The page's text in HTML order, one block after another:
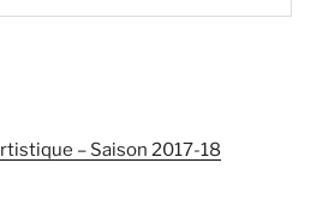
– Saison 2017-18